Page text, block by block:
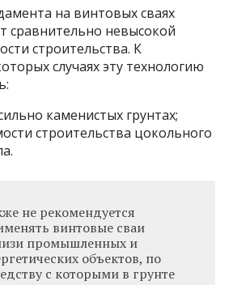
на винтовых сваях
сравнительно невысокой
строительства. К
случаях эту технологию
каменистых грунтах;
строительства цокольного
не рекомендуется
винтовые сваи
промышленных и
объектов, по
с которыми в грунте